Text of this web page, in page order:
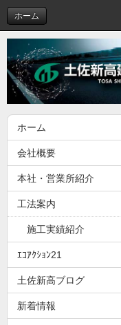
ホーム
ホーム
会社概要
本社・営業所紹介
工法案内
施工実績紹介
ｴｺｱｸｼｮﾝ21
土佐新高ブログ
新着情報